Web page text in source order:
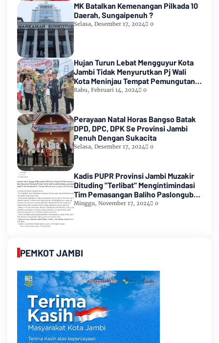
MK Batalkan Kemenangan Pilkada 10
Daerah, Sungaipenuh ?
Selasa, Desember 17, 2024 0
Hujan Turun Lebat Mengguyur Kota
Jambi Tidak Menyurutkan Pj Wali
Kota Meninjau Tempat Pemungutan
Suara Pemilu 2024
Rabu, Februari 14, 2024 0
Perayaan Natal Horas Bangso Batak
DPD, DPC, DPK Se Provinsi Jambi
Penuh Dengan Sukacita
Selasa, Desember 17, 2024 0
Kadis PUPR Provinsi Jambi Muzakir
Dituding "Terlibat" Mengintimindasi
Tim Pemasangan Baliho Paslongub
Romi-Sudirman
Minggu, November 17, 2024 0
PEMKOT JAMBI